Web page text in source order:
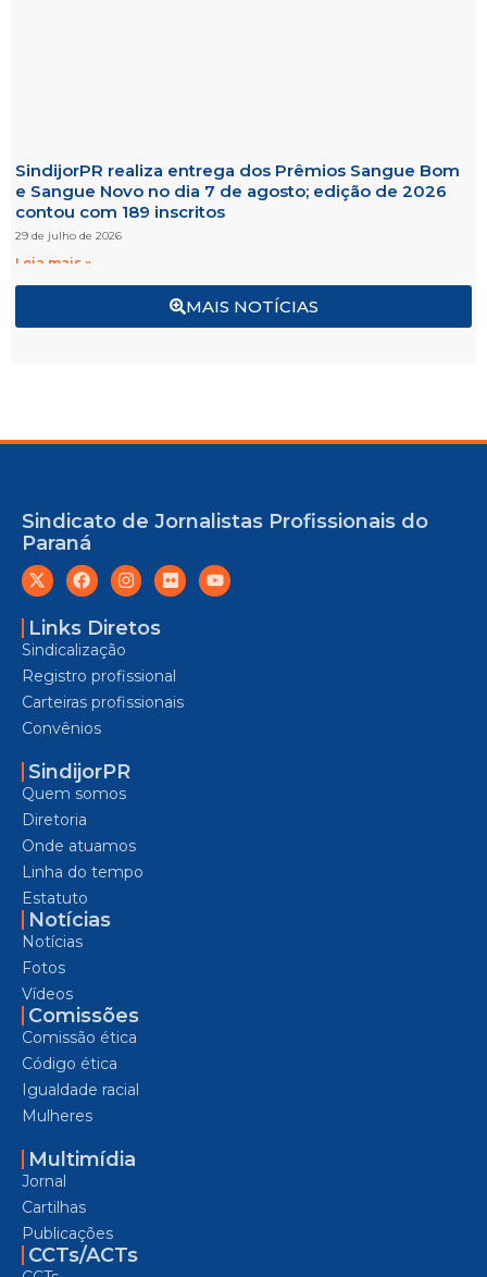
MAIS NOTÍCIAS
SindijorPR realiza entrega dos Prêmios Sangue Bom
e Sangue Novo no dia 7 de agosto; edição de 2026
contou com 189 inscritos
29 de julho de 2026
Leia mais »
Sindicato de Jornalistas Profissionais do
Paraná
Links Diretos
Sindicalização
Registro profissional
Carteiras profissionais
Convênios
SindijorPR
Quem somos
Diretoria
Onde atuamos
Linha do tempo
Estatuto
Notícias
Notícias
Fotos
Vídeos
Comissões
Comissão ética
Código ética
Igualdade racial
Mulheres
Multimídia
Jornal
Cartilhas
Publicações
CCTs/ACTs